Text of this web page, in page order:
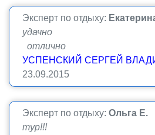
Эксперт по отдыху:
удачно
отлично
УСПЕНСКИЙ СЕРГЕЙ
23.09.2015
Эксперт по отдыху: Ольга Е.
тур!!!